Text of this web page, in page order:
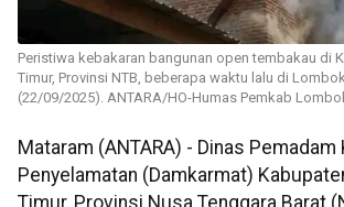
Peristiwa kebakaran bangunan open tembakau di
Timur, Provinsi NTB, beberapa waktu lalu di
(22/09/2025). ANTARA/HO-Humas Pemkab
Mataram (ANTARA) - Dinas Pemadam
Penyelamatan (Damkarmat)